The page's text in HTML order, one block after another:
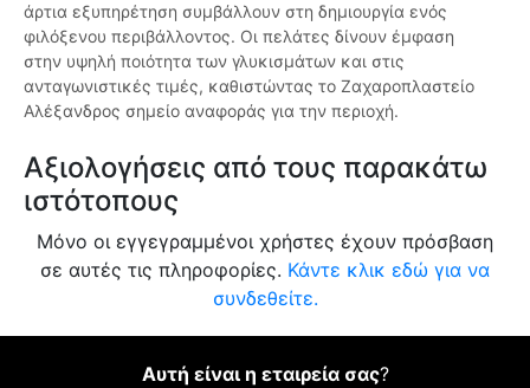
άρτια εξυπηρέτηση συμβάλλουν στη δημιουργία ενός
φιλόξενου περιβάλλοντος. Οι πελάτες δίνουν έμφαση
στην υψηλή ποιότητα των γλυκισμάτων και στις
ανταγωνιστικές τιμές, καθιστώντας το Ζαχαροπλαστείο
Αλέξανδρος σημείο αναφοράς για την περιοχή.
Αξιολογήσεις από τους παρακάτω
ιστότοπους
Μόνο οι εγγεγραμμένοι χρήστες έχουν πρόσβαση
σε αυτές τις πληροφορίες. Κάντε κλικ εδώ για να
συνδεθείτε.
Αυτή είναι η εταιρεία σας?